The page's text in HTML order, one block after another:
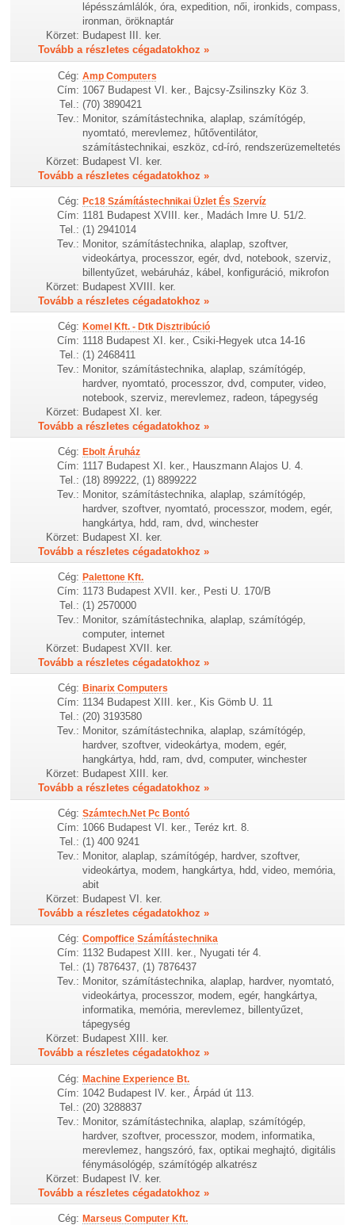
lépésszámlálók, óra, expedition, női, ironkids, compass,
ironman, öröknaptár
Körzet: Budapest III. ker.
Tovább a részletes cégadatokhoz »
Cég: Amp Computers
Cím: 1067 Budapest VI. ker., Bajcsy-Zsilinszky Köz 3.
Tel.: (70) 3890421
Tev.: Monitor, számítástechnika, alaplap, számítógép,
nyomtató, merevlemez, hűtőventilátor,
számítástechnikai, eszköz, cd-író, rendszerüzemeltetés
Körzet: Budapest VI. ker.
Tovább a részletes cégadatokhoz »
Cég: Pc18 Számítástechnikai Üzlet És Szervíz
Cím: 1181 Budapest XVIII. ker., Madách Imre U. 51/2.
Tel.: (1) 2941014
Tev.: Monitor, számítástechnika, alaplap, szoftver,
videokártya, processzor, egér, dvd, notebook, szerviz,
billentyűzet, webáruház, kábel, konfiguráció, mikrofon
Körzet: Budapest XVIII. ker.
Tovább a részletes cégadatokhoz »
Cég: Komel Kft. - Dtk Disztribúció
Cím: 1118 Budapest XI. ker., Csiki-Hegyek utca 14-16
Tel.: (1) 2468411
Tev.: Monitor, számítástechnika, alaplap, számítógép,
hardver, nyomtató, processzor, dvd, computer, video,
notebook, szerviz, merevlemez, radeon, tápegység
Körzet: Budapest XI. ker.
Tovább a részletes cégadatokhoz »
Cég: Ebolt Áruház
Cím: 1117 Budapest XI. ker., Hauszmann Alajos U. 4.
Tel.: (18) 899222, (1) 8899222
Tev.: Monitor, számítástechnika, alaplap, számítógép,
hardver, szoftver, nyomtató, processzor, modem, egér,
hangkártya, hdd, ram, dvd, winchester
Körzet: Budapest XI. ker.
Tovább a részletes cégadatokhoz »
Cég: Palettone Kft.
Cím: 1173 Budapest XVII. ker., Pesti U. 170/B
Tel.: (1) 2570000
Tev.: Monitor, számítástechnika, alaplap, számítógép,
computer, internet
Körzet: Budapest XVII. ker.
Tovább a részletes cégadatokhoz »
Cég: Binarix Computers
Cím: 1134 Budapest XIII. ker., Kis Gömb U. 11
Tel.: (20) 3193580
Tev.: Monitor, számítástechnika, alaplap, számítógép,
hardver, szoftver, videokártya, modem, egér,
hangkártya, hdd, ram, dvd, computer, winchester
Körzet: Budapest XIII. ker.
Tovább a részletes cégadatokhoz »
Cég: Számtech.Net Pc Bontó
Cím: 1066 Budapest VI. ker., Teréz krt. 8.
Tel.: (1) 400 9241
Tev.: Monitor, alaplap, számítógép, hardver, szoftver,
videokártya, modem, hangkártya, hdd, video, memória,
abit
Körzet: Budapest VI. ker.
Tovább a részletes cégadatokhoz »
Cég: Compoffice Számítástechnika
Cím: 1132 Budapest XIII. ker., Nyugati tér 4.
Tel.: (1) 7876437, (1) 7876437
Tev.: Monitor, számítástechnika, alaplap, hardver, nyomtató,
videokártya, processzor, modem, egér, hangkártya,
informatika, memória, merevlemez, billentyűzet,
tápegység
Körzet: Budapest XIII. ker.
Tovább a részletes cégadatokhoz »
Cég: Machine Experience Bt.
Cím: 1042 Budapest IV. ker., Árpád út 113.
Tel.: (20) 3288837
Tev.: Monitor, számítástechnika, alaplap, számítógép,
hardver, szoftver, processzor, modem, informatika,
merevlemez, hangszóró, fax, optikai meghajtó, digitális
fénymásológép, számítógép alkatrész
Körzet: Budapest IV. ker.
Tovább a részletes cégadatokhoz »
Cég: Marseus Computer Kft.